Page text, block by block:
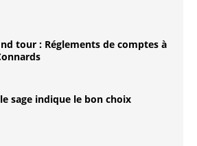
tour : Réglements de comptes à
le sage indique le bon choix